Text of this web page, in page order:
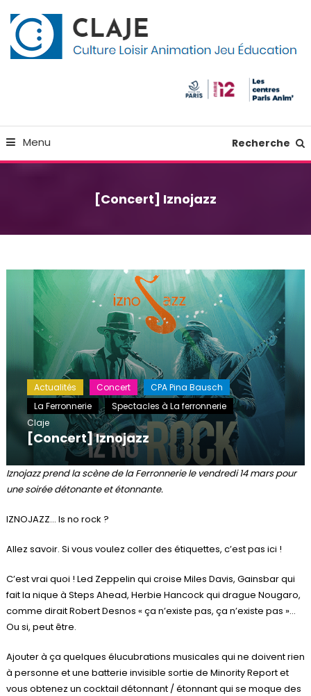
To
Content
Menu Recherche
[Concert] Iznojazz
Actualités Concert
CPA Pina Bausch
La Ferronnerie
Spectacles à La ferronnerie
Claje
[Concert] Iznojazz
Iznojazz prend la scène de la Ferronnerie le vendredi 14 mars pour
une soirée détonante et étonnante.
IZNOJAZZ… Is no rock ?
Allez savoir. Si vous voulez coller des étiquettes, c’est pas ici !
C’est vrai quoi ! Led Zeppelin qui croise Miles Davis, Gainsbar qui
fait la nique à Steps Ahead, Herbie Hancock qui drague Nougaro,
comme dirait Robert Desnos « ça n’existe pas, ça n’existe pas »…
Ou si, peut être.
Ajouter à ça quelques élucubrations musicales qui ne doivent rien
à personne et une batterie invisible sortie de Minority Report et
vous obtenez un cocktail détonnant / étonnant qui se moque des